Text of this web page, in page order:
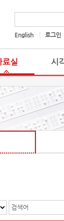
English 로그인
료실 시
검색어